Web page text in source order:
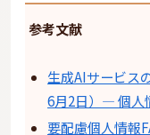
参考文献
生成AIサービス
6月2日）— 個人
要配慮個人情報